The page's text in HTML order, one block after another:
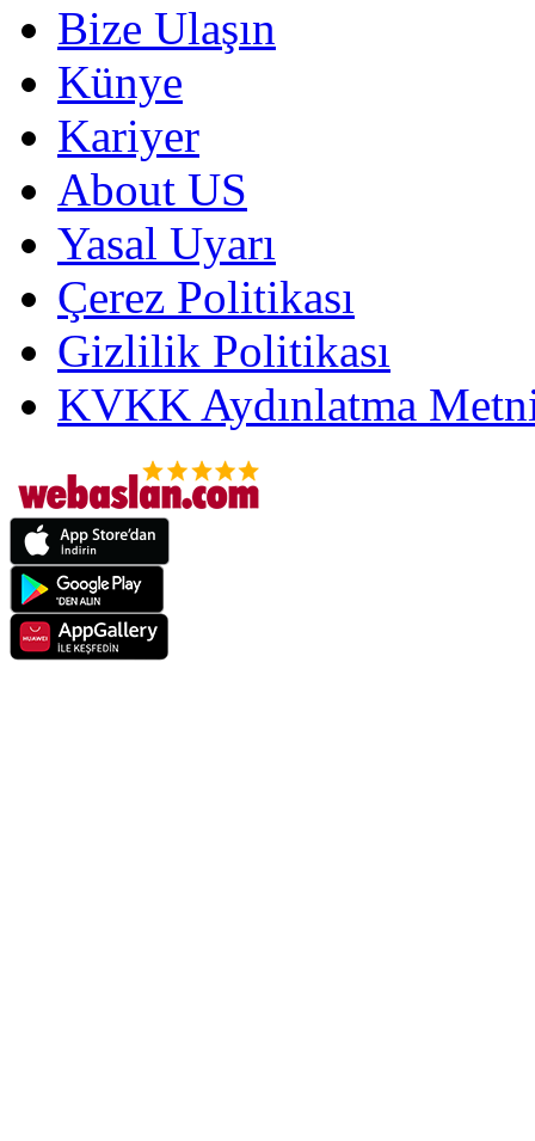
Bize Ulaşın
Künye
Kariyer
About US
Yasal Uyarı
Çerez Politikası
Gizlilik Politikası
KVKK Aydınlatma